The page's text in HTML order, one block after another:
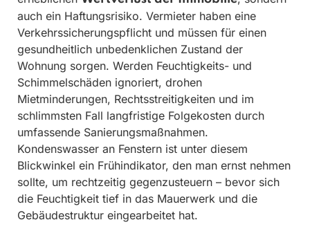
auch ein Haftungsrisiko. Vermieter haben eine
Verkehrssicherungspflicht und müssen für einen
gesundheitlich unbedenklichen Zustand der
Wohnung sorgen. Werden Feuchtigkeits- und
Schimmelschäden ignoriert, drohen
Mietminderungen, Rechtsstreitigkeiten und im
schlimmsten Fall langfristige Folgekosten durch
umfassende Sanierungsmaßnahmen.
Kondenswasser an Fenstern ist unter diesem
Blickwinkel ein Frühindikator, den man ernst nehmen
sollte, um rechtzeitig gegenzusteuern – bevor sich
die Feuchtigkeit tief in das Mauerwerk und die
Gebäudestruktur eingearbeitet hat.